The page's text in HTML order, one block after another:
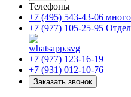
Телефоны
+7 (495) 543-43-06
+7 (977) 105-25-95
+7 (977) 123-16-19
+7 (931) 012-10-76
Заказать звонок